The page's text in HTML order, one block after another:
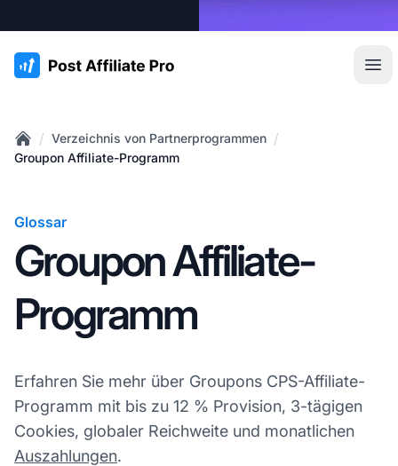
:site.title
Home
/ Verzeichnis von Partnerprogrammen /
Groupon Affiliate-Programm
Glossar
Groupon Affiliate-
Programm
Erfahren Sie mehr über Groupons CPS-Affiliate-
Programm mit bis zu 12 % Provision, 3-tägigen
Cookies, globaler Reichweite und monatlichen
Auszahlungen.